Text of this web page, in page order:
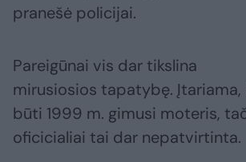
pranešė policijai.
Pareigūnai vis dar tikslina
mirusiosios tapatybę. Įtariama,
būti 1999 m. gimusi moteris,
oficicialiai tai dar nepatvirtinta.